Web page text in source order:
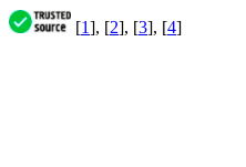
[1], [2], [3], [4]